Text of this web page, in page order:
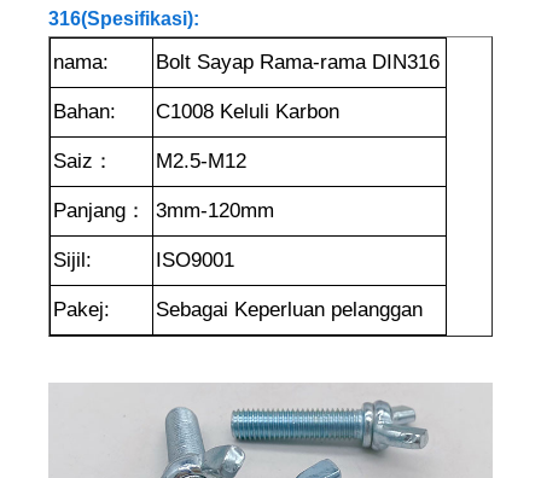
316(Spesifikasi):
nama: Bolt Sayap Rama-rama DIN316
Bahan: C1008 Keluli Karbon
Saiz： M2.5-M12
Panjang： 3mm-120mm
Sijil: ISO9001
Pakej: Sebagai Keperluan pelanggan